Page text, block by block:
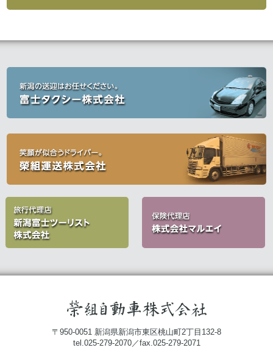
〒950-0051 新潟県新潟市東区桃山町2丁目132-8
tel.025-279-2070／fax.025-279-2071